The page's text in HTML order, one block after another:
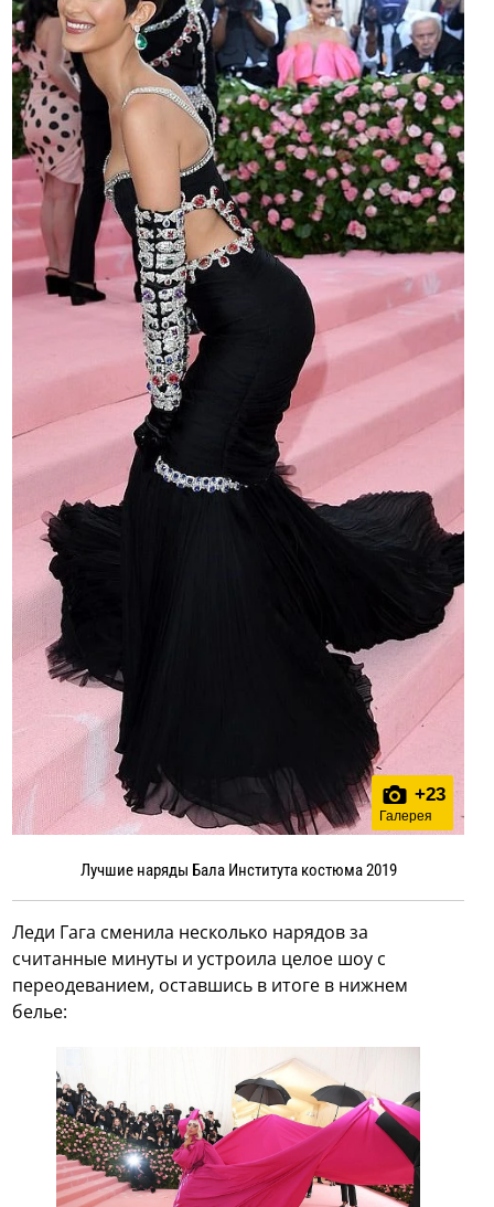
+23
Галерея
Лучшие наряды Бала Института костюма 2019
Леди Гага сменила несколько нарядов за
считанные минуты и устроила целое шоу с
переодеванием, оставшись в итоге в нижнем
белье: